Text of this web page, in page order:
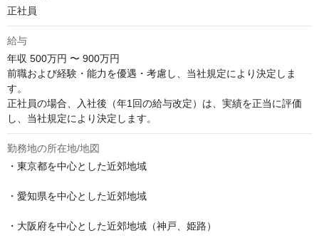
正社員
給与
年収 500万円 〜 900万円
前職および経験・能力を優遇・考慮し、当社規定により決定しま
す。
正社員の場合、入社後（年1回の給与改定）は、実績を正当に評価
し、当社規定により決定します。
勤務地の所在地/地図
・東京都を中心とした近郊地域
・愛知県を中心とした近郊地域
・大阪府を中心とした近郊地域（神戸、姫路）